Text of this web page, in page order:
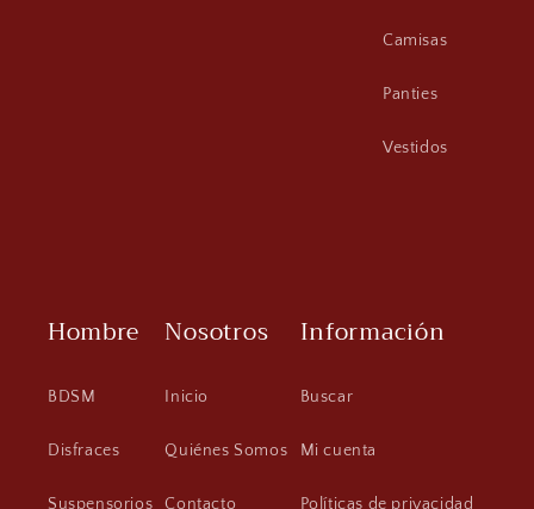
Camisas
Panties
Vestidos
Hombre
BDSM
Disfraces
Suspensorios
Nosotros
Inicio
Quiénes Somos
Contacto
Información
Buscar
Mi cuenta
Políticas de privacidad